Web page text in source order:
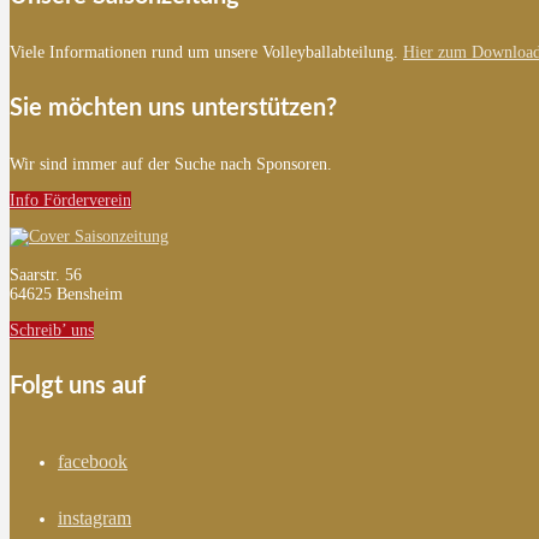
Viele Informationen rund um unsere Volleyballabteilung. Hier zum
Sie möchten uns unterstützen?
Wir sind immer auf der Suche nach Sponsoren.
Info Förderverein
Saarstr. 56
64625 Bensheim
Schreib’ uns
Folgt uns auf
facebook
instagram